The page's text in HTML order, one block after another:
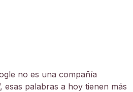
no es una compañía
palabras a hoy tienen más